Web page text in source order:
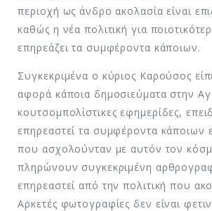
περιοχή ως άνδρο ακολασία είναι
καθώς η νέα πολιτική για
επηρεάζει τα συμφέροντα κάποιων.
Συγκεκριμένα ο κύριος Καρούσος
αφορά κάποια δημοσιεύματα στην
κουτσομπολίστικες εφημερίδες,
επηρεαστεί τα συμφέροντα κάποιων
που ασχολούνταν με αυτόν τον
πληρώνουν συγκεκριμένη
επηρεαστεί από την πολιτική που
Αρκετές φωτογραφίες δεν είναι